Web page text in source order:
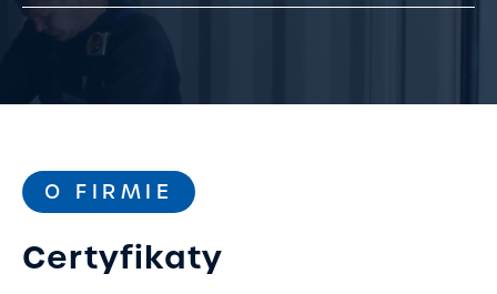
O FIRMIE
Certyfikaty